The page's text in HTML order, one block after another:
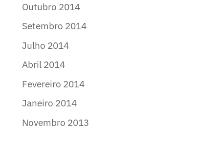
Outubro 2014
Setembro 2014
Julho 2014
Abril 2014
Fevereiro 2014
Janeiro 2014
Novembro 2013